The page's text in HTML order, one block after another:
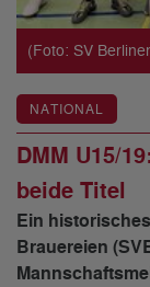
(Foto: SV
NATIONAL
DMM U15/
beide Titel
Ein
Brauereien